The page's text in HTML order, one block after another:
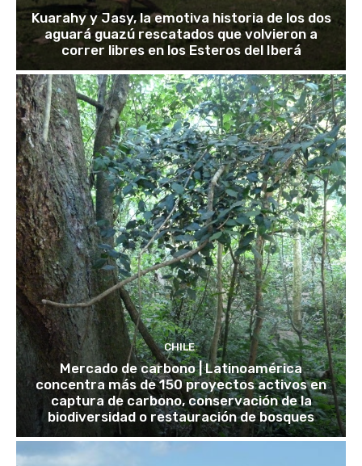
Kuarahy y Jasy, la emotiva historia de los dos
aguará guazú rescatados que volvieron a
correr libres en los Esteros del Iberá
CHILE
Mercado de carbono | Latinoamérica
concentra más de 150 proyectos activos en
captura de carbono, conservación de la
biodiversidad o restauración de bosques